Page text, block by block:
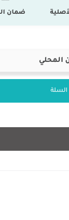
ضمان
المحلي